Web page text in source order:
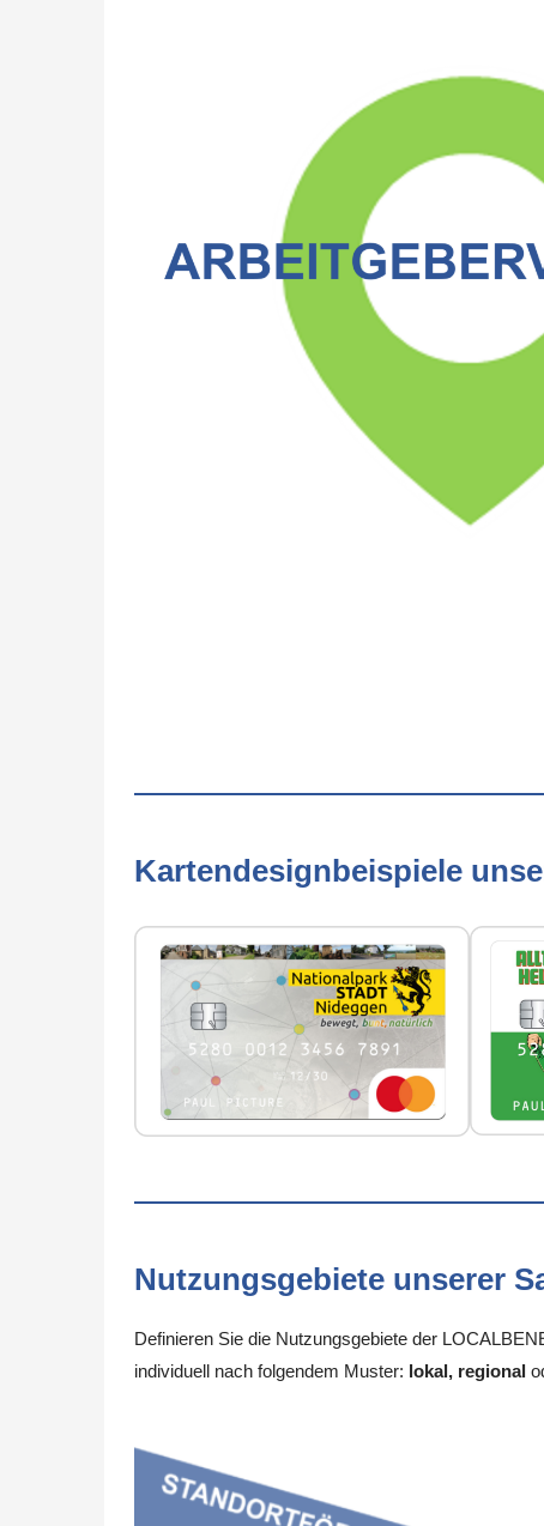
Kartendesignbeispiele
Nutzungsgebiete unserer
Definieren Sie die Nutzungsgebiete der
individuell nach folgendem Muster: lokal, regional